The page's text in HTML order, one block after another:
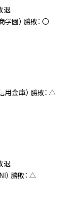
退
園） 勝敗： 〇
用金庫） 勝敗： △
退
） 勝敗： △